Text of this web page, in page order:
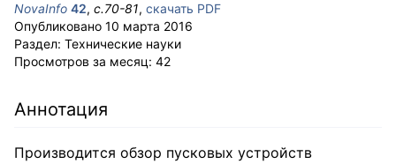
NovaInfo 42, с.70-81, скачать PDF
Опубликовано 10 марта 2016
Раздел: Технические науки
Просмотров за месяц: 42
Аннотация
Производится обзор пусковых устройств